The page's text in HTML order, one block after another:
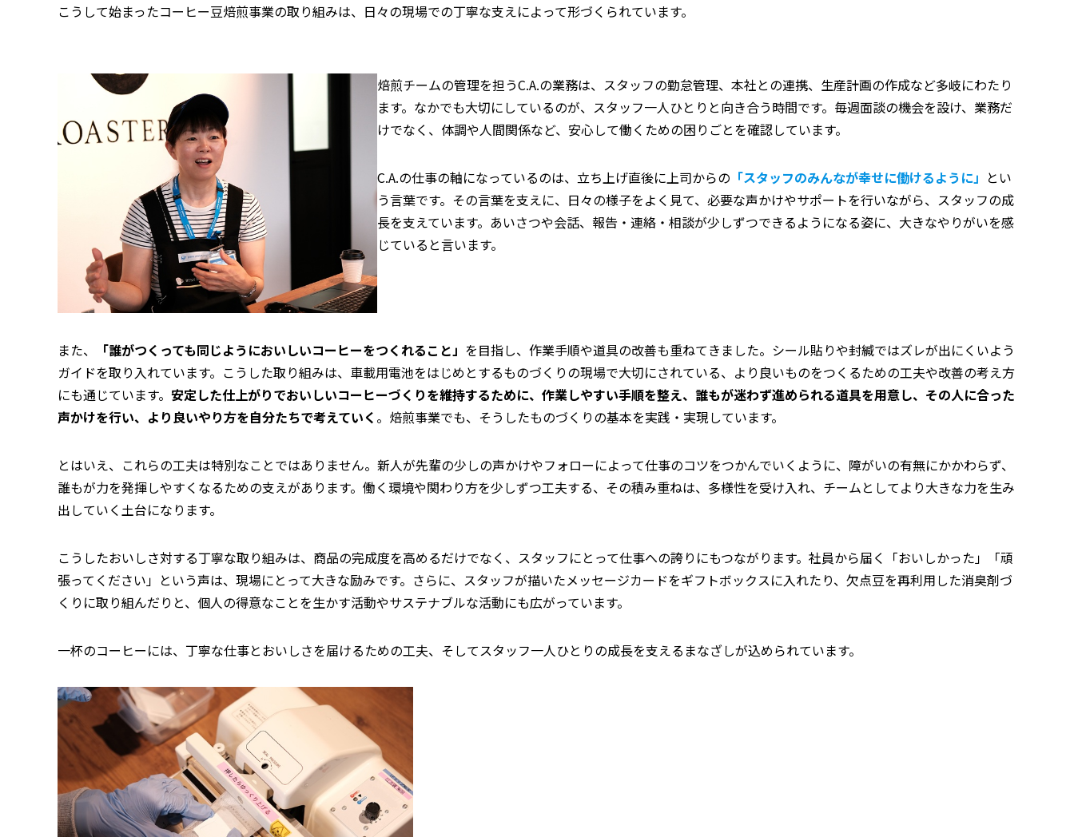
こうして始まったコーヒー豆焙煎事業の取り組みは、日々の現場での丁寧な支えによって形づくられています。
焙煎チームの管理を担うC.A.の業務は、スタッフの勤怠管理、本社との連携、生産計画の作成など多岐にわたり
ます。なかでも大切にしているのが、スタッフ一人ひとりと向き合う時間です。毎週面談の機会を設け、業務だ
けでなく、体調や人間関係など、安心して働くための困りごとを確認しています。
C.A.の仕事の軸になっているのは、立ち上げ直後に上司からの 「スタッフのみんなが幸せに働けるように」 とい
う言葉です。その言葉を支えに、日々の様子をよく見て、必要な声かけやサポートを行いながら、スタッフの成
長を支えています。あいさつや会話、報告・連絡・相談が少しずつできるようになる姿に、大きなやりがいを感
じていると言います。
また、 「誰がつくっても同じようにおいしいコーヒーをつくれること」 を目指し、作業手順や道具の改善も重ねてきました。シール貼りや封緘ではズレが出にくいよう
ガイドを取り入れています。こうした取り組みは、車載用電池をはじめとするものづくりの現場で大切にされている、より良いものをつくるための工夫や改善の考え方
にも通じています。 安定した仕上がりでおいしいコーヒーづくりを維持するために、作業しやすい手順を整え、誰もが迷わず進められる道具を用意し、その人に合った
声かけを行い、より良いやり方を自分たちで考えていく 。焙煎事業でも、そうしたものづくりの基本を実践・実現しています。
とはいえ、これらの工夫は特別なことではありません。新人が先輩の少しの声かけやフォローによって仕事のコツをつかんでいくように、障がいの有無にかかわらず、
誰もが力を発揮しやすくなるための支えがあります。働く環境や関わり方を少しずつ工夫する、その積み重ねは、多様性を受け入れ、チームとしてより大きな力を生み
出していく土台になります。
こうしたおいしさ対する丁寧な取り組みは、商品の完成度を高めるだけでなく、スタッフにとって仕事への誇りにもつながります。社員から届く「おいしかった」「頑
張ってください」という声は、現場にとって大きな励みです。さらに、スタッフが描いたメッセージカードをギフトボックスに入れたり、欠点豆を再利用した消臭剤づ
くりに取り組んだりと、個人の得意なことを生かす活動やサステナブルな活動にも広がっています。
一杯のコーヒーには、丁寧な仕事とおいしさを届けるための工夫、そしてスタッフ一人ひとりの成長を支えるまなざしが込められています。